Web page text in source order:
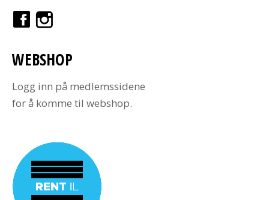
WEBSHOP
Logg inn på medlemssidene
for å komme til webshop.